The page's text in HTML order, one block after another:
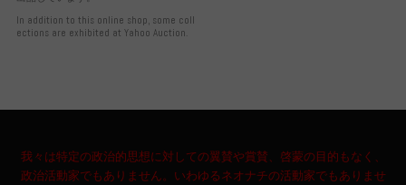
In addition to this online shop, some coll
ections are exhibited at Yahoo Auction.
我々は特定の政治的思想に対しての翼賛や賞賛、啓蒙の目的もなく、
政治活動家でもありません。いわゆるネオナチの活動家でもありませ